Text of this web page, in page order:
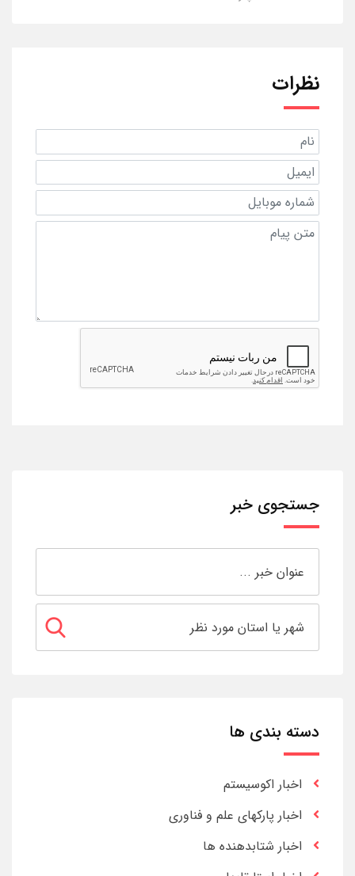
نظرات
جستجوی خبر
دسته بندی ها
اخبار اکوسیستم
اخبار پارکهای علم و فناوری
اخبار شتابدهنده ها